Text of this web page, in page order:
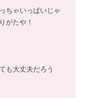
ちゃいっぱいじゃ
がたや！
も大丈夫だろう